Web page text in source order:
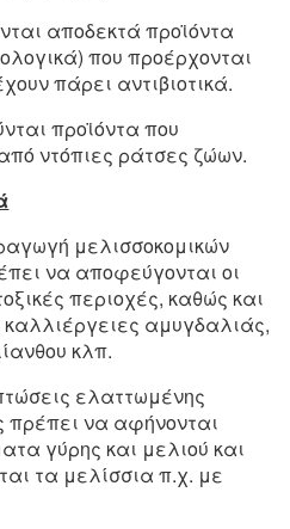
αποδεκτά προϊόντα
που προέρχονται
πάρει αντιβιοτικά.
προϊόντα που
ντόπιες ράτσες ζώων.
μελισσοκομικών
να αποφεύγονται οι
περιοχές, καθώς και
καλλιέργειες αμυγδαλιάς,
κλπ.
ελαττωμένης
πρέπει να αφήνονται
γύρης και μελιού και
τα μελίσσια π.χ. με